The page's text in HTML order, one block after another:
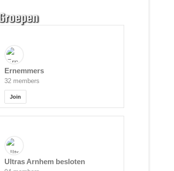
Groepen
Ernemmers
32 members
Join
Ultras Arnhem besloten